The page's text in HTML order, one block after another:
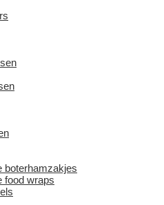
boterhamzakjes
food wraps